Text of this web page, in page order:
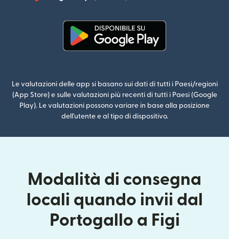
Le valutazioni delle app si basano sui dati di tutti i Paesi/regioni
(App Store) e sulle valutazioni più recenti di tutti i Paesi (Google
Play). Le valutazioni possono variare in base alla posizione
dell'utente e al tipo di dispositivo.
Modalità di consegna
locali quando invii dal
Portogallo a Figi